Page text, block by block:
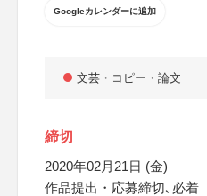
Googleカレンダーに追加
文芸・コピー・論文
締切
2020年02月21日 (金)
作品提出・応募締切､必着